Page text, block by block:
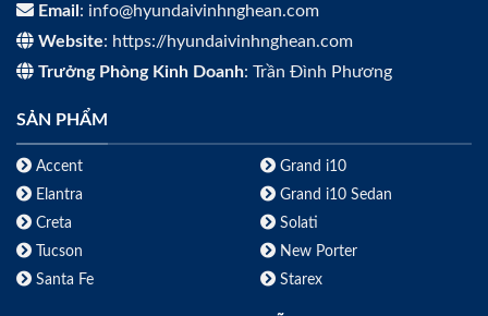
Email : info@hyundaivinhnghean.com
Website: https://hyundaivinhnghean.com
Trưởng Phòng Kinh Doanh: Trần Đình Phương
SẢN PHẨM
Accent
Elantra
Creta
Tucson
Santa Fe
Grand i10
Grand i10 Sedan
Solati
New Porter
Starex